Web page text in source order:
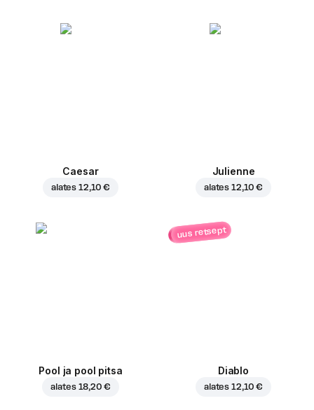
Caesar
alates 12,10 €
Julienne
alates 12,10 €
Pool ja pool pitsa
alates 18,20 €
uus retsept
Diablo
alates 12,10 €